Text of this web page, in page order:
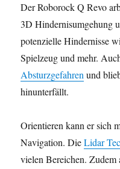
Der Roborock Q Revo
3D Hindernisumgehung
potenzielle Hindernisse
Spielzeug und mehr.
Absturzgefahren und
hinunterfällt.
Orientieren kann er sich
Navigation. DieLidar
vielen Bereichen.